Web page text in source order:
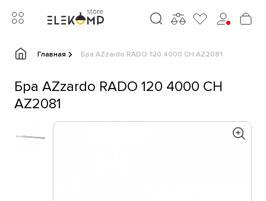
Главная Бра AZzardo RADO 120 4000 CH AZ2081
Бра AZzardo RADO 120 4000 CH
AZ2081